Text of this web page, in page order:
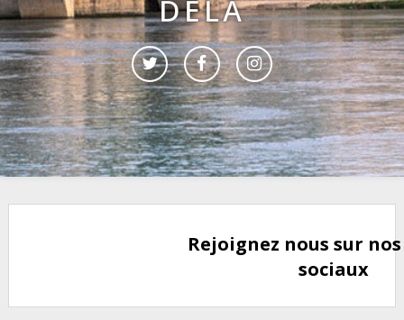
DELÀ
Rejoignez nous sur
sociaux